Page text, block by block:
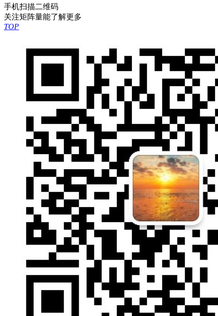
手机扫描二维码
关注矩阵量能了解更多
TOP